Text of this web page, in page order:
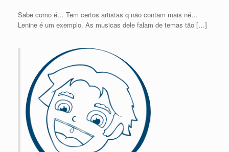
Sabe como é… Tem certos artistas q não contam mais né…
Lenine é um exemplo. As musicas dele falam de temas tão […]